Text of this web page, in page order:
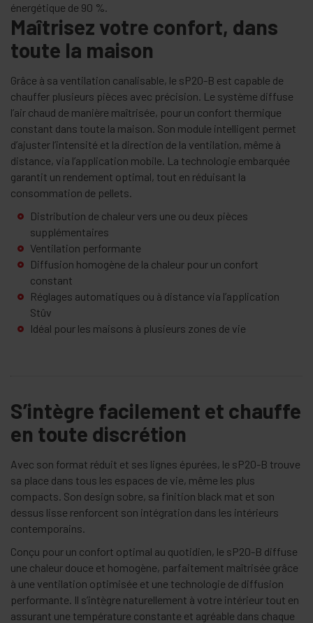
énergétique de 90 %.
Maîtrisez votre confort, dans
toute la maison
Grâce à sa ventilation canalisable, le sP20-B est capable de
chauffer plusieurs pièces avec précision. Le système diffuse
l’air chaud de manière maîtrisée, pour un confort thermique
constant dans toute la maison. Son module intelligent permet
d’ajuster l’intensité et la direction de la ventilation, même à
distance, via l’application mobile. La technologie embarquée
garantit un rendement optimal, tout en réduisant la
consommation de pellets.
Distribution de chaleur vers une ou deux pièces
supplémentaires
Ventilation performante
Diffusion homogène de la chaleur pour un confort
constant
Réglages automatiques ou à distance via l’application
Stûv
Idéal pour les maisons à plusieurs zones de vie
S’intègre facilement et chauffe
en toute discrétion
Avec son format réduit et ses lignes épurées, le sP20-B trouve
sa place dans tous les espaces de vie, même les plus
compacts. Son design sobre, sa finition black mat et son
dessus lisse renforcent son intégration dans les intérieurs
contemporains.
Conçu pour un confort optimal au quotidien, le sP20-B diffuse
une chaleur douce et homogène, parfaitement maîtrisée grâce
à une ventilation optimisée et une technologie de diffusion
performante. Il s’intègre naturellement à votre intérieur tout en
assurant une température constante et agréable dans chaque